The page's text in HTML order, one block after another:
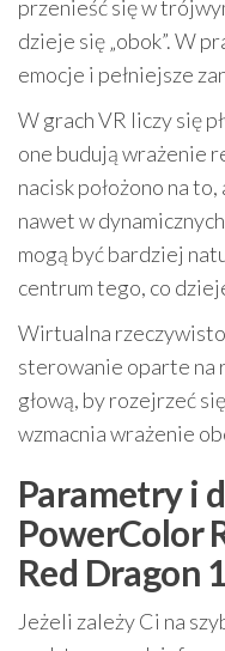
przenieść się w
dzieje się „obok”. W
emocje i pełniejsze
W grach VR liczy się
one budują wrażenie
nacisk położono na
nawet w
mogą być bardziej
centrum tego, co
Wirtualna
sterowanie oparte na
głową, by rozejrzeć
wzmacnia wrażenie
Parametry i
PowerColor
Red Dragon
Jeżeli zależy Ci na